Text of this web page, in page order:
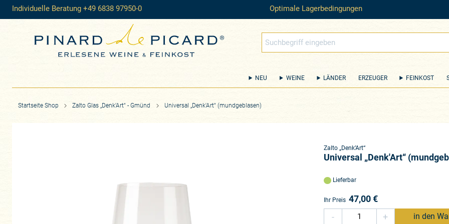
Individuelle Beratung +49 6838 97950-0 Optimale Lagerbedingungen
NEU WEINE LÄNDER ERZEUGER FEINKOST
Startseite Shop Zalto Glas „Denk’Art“ - Gmünd Universal „Denk'Art“ (mundgeblasen)
Zalto „Denk’Art“
Universal „Denk'Art“
Lieferbar
Ihr Preis 47,00€
-
+ in den